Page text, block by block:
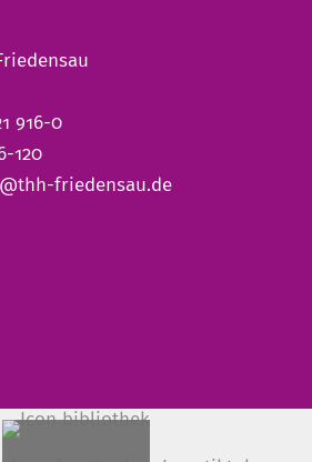
916-0
120
friedensau.de